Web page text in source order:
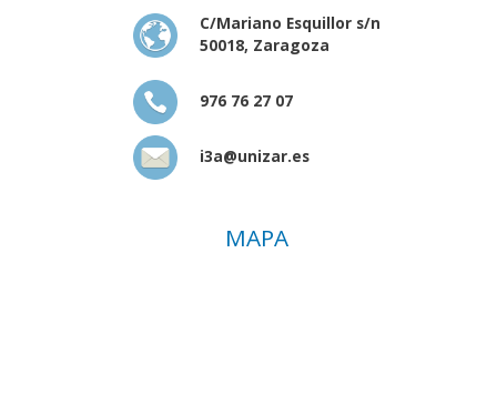
C/Mariano Esquillor s/n
50018, Zaragoza
976 76 27 07
i3a@unizar.es
MAPA